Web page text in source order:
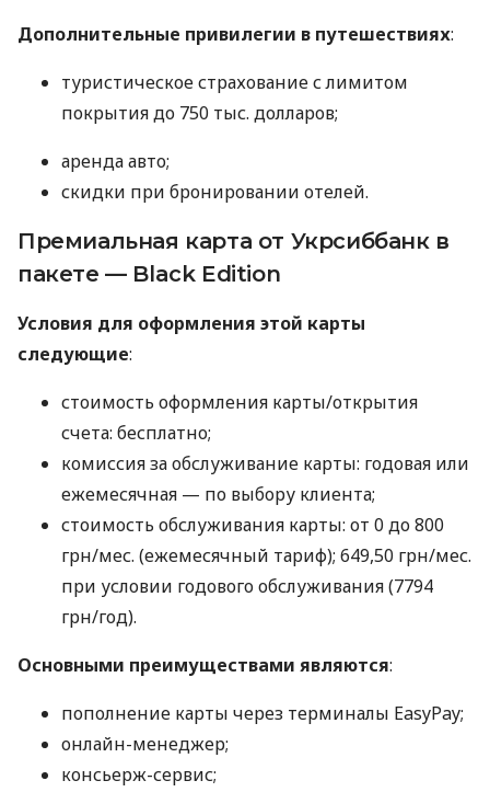
Дополнительные привилегии в путешествиях:
туристическое страхование с лимитом
покрытия до 750 тыс. долларов;
аренда авто;
скидки при бронировании отелей.
Премиальная карта от Укрсиббанк в
пакете — Black Edition
Условия для оформления этой карты
следующие:
стоимость оформления карты/открытия
счета: бесплатно;
комиссия за обслуживание карты: годовая или
ежемесячная — по выбору клиента;
стоимость обслуживания карты: от 0 до 800
грн/мес. (ежемесячный тариф); 649,50 грн/мес.
при условии годового обслуживания (7794
грн/год).
Основными преимуществами являются:
пополнение карты через терминалы EasyPay;
онлайн-менеджер;
консьерж-сервис;